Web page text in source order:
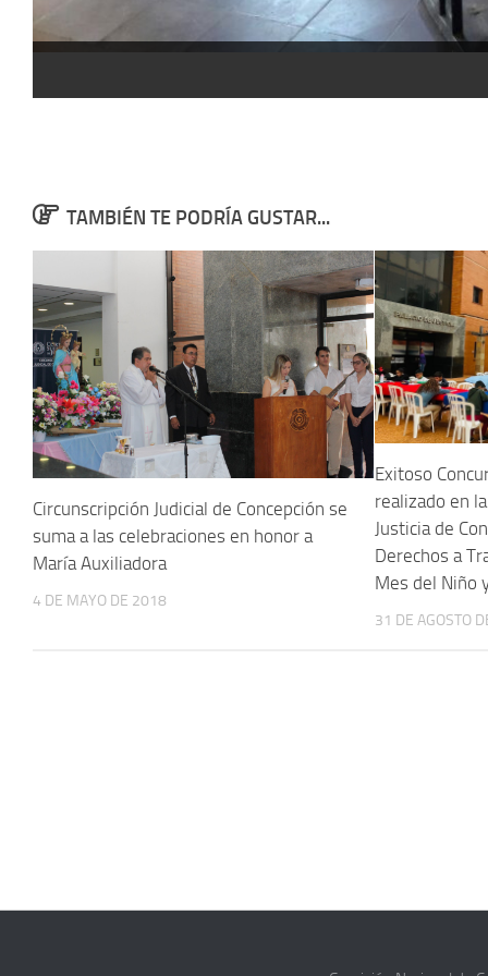
TAMBIÉN TE PODRÍA GUSTAR...
Circunscripción Judicial de Concepción se
suma a las celebraciones en honor a
María Auxiliadora
4 DE MAYO DE 2018
Exitoso
realizado en
Justicia de
Derechos a
Mes del Niño
31 DE AGOSTO